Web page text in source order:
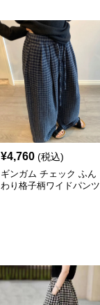
¥4,760 (税込)
ギンガム チェック ふん
わり格子柄ワイドパンツ